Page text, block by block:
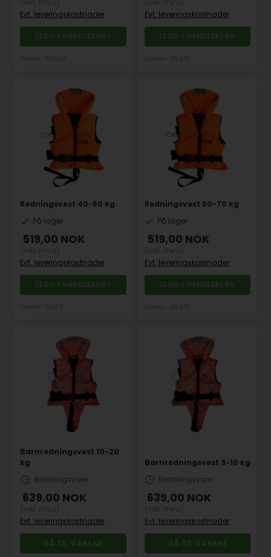
Evt. leveringskostnader
Evt. leveringskostnader
Redningsvest 40-50 kg.
På lager
519,00 NOK
Evt. leveringskostnader
Redningsvest 50-70 kg
På lager
519,00 NOK
Evt. leveringskostnader
Barnredningsvest 10-20
kg
Bestillingsvare
639,00 NOK
Evt. leveringskostnader
GÅ TIL VARENE
Barnredningsvest 3-10 kg
Bestillingsvare
639,00 NOK
Evt. leveringskostnader
GÅ TIL VARENE